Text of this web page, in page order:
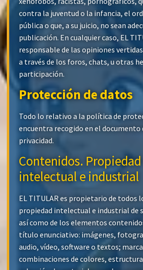
contra la juventud o la infancia, el
pública o que, a su juicio, no sean
publicación. En cualquier caso, EL
responsable de las opiniones
a través de los foros, chats, u otras
participación.
Protección de datos
Todo lo relativo a la política de
encuentra recogido en el documento
privacidad.
Contenidos. Propiedad
intelectual e industrial
EL TITULAR es propietario de todos
propiedad intelectual e industrial de
así como de los elementos
título enunciativo: imágenes,
audio, vídeo, software o textos;
combinaciones de colores,